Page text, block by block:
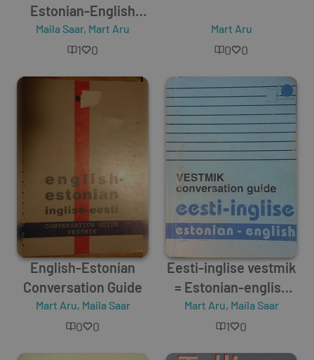
Estonian-English
Conversation Guide
Maila Saar, Mart Aru
1 0
Mart Aru
0 0
English-Estonian
Conversation Guide
Mart Aru, Maila Saar
0 0
Eesti-inglise vestmik
= Estonian-english
conversation guide
Mart Aru, Maila Saar
1 0